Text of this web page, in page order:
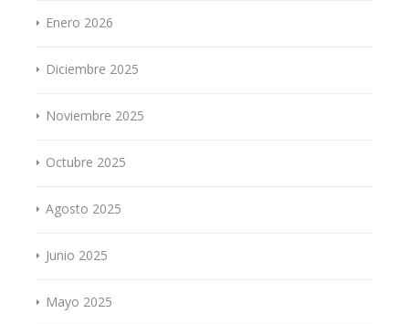
Enero 2026
Diciembre 2025
Noviembre 2025
Octubre 2025
Agosto 2025
Junio 2025
Mayo 2025